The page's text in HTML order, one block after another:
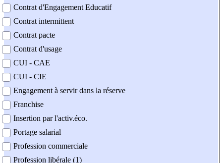
Contrat d'Engagement Educatif
Contrat intermittent
Contrat pacte
Contrat d'usage
CUI - CAE
CUI - CIE
Engagement à servir dans la réserve
Franchise
Insertion par l'activ.éco.
Portage salarial
Profession commerciale
Profession libérale (1)